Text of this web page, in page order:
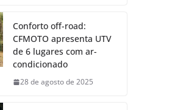
Conforto off-road:
CFMOTO apresenta UTV
de 6 lugares com ar-
condicionado
28 de agosto de 2025